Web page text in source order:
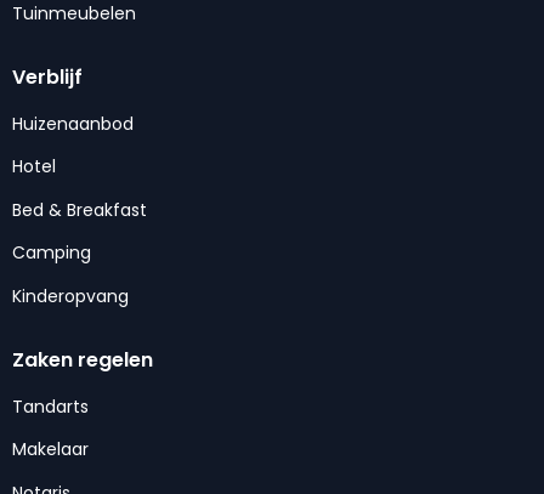
Tuinmeubelen
Verblijf
Huizenaanbod
Hotel
Bed & Breakfast
Camping
Kinderopvang
Zaken regelen
Tandarts
Makelaar